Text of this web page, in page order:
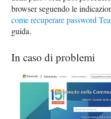
browser seguendo le
come recuperare password
guida.
In caso di problemi